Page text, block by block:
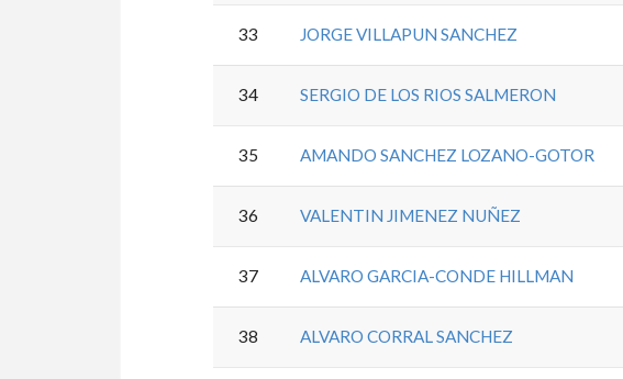
33 JORGE VILLAPUN SANCHEZ
34 SERGIO DE LOS RIOS SALMERON
35 AMANDO SANCHEZ LOZANO-GOTOR
36 VALENTIN JIMENEZ NUÑEZ
37 ALVARO GARCIA-CONDE HILLMAN
38 ALVARO CORRAL SANCHEZ